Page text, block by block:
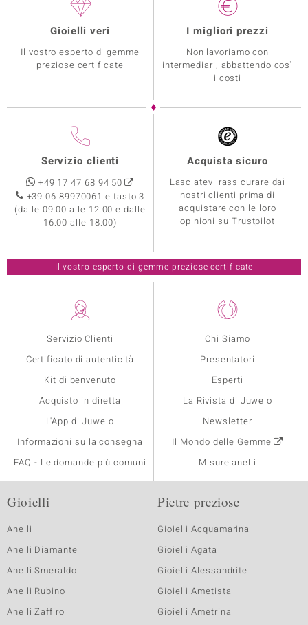
Servizio Clienti
Certificato di autenticità
Kit di benvenuto
Acquisto in diretta
L'App di Juwelo
Informazioni sulla consegna
FAQ - Le domande più comuni
Chi Siamo
Presentatori
Esperti
La Rivista di Juwelo
Newsletter
Il Mondo delle Gemme
Misure anelli
Gioielli veri
Il vostro esperto di gemme
preziose certificate
I migliori prezzi
Non lavoriamo con
intermediari, abbattendo così
i costi
Servizio clienti
+49 17 47 68 94 50
+39 06 89970061 e tasto 3
(dalle 09:00 alle 12:00 e dalle
16:00 alle 18:00)
Acquista sicuro
Lasciatevi rassicurare dai
nostri clienti prima di
acquistare con le loro
opinioni su Trustpilot
Il vostro esperto di gemme preziose certificate
Gioielli
Anelli
Anelli Diamante
Anelli Smeraldo
Anelli Rubino
Anelli Zaffiro
Pietre preziose
Gioielli Acquamarina
Gioielli Agata
Gioielli Alessandrite
Gioielli Ametista
Gioielli Ametrina